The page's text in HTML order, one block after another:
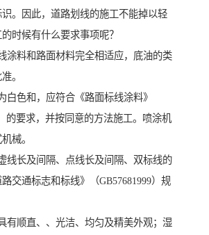
。因此，道路划线的施工不能掉以轻
时候有什么要求事项呢？
涂料和路面材料完全相适应，底油的类
。
白色和，应符合《路面标线涂料》
）的要求，并按同意的方法施工。喷涂机
械。
线长及间隔、点线长及间隔、双标线的
交通标志和标线》（GB57681999）规
有顺直、、光洁、均匀及精美外观；湿